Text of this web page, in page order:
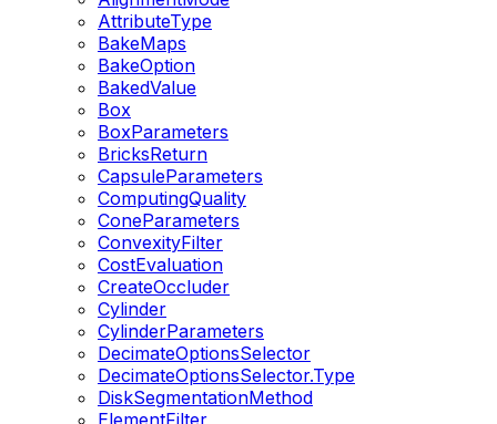
AttributeType
BakeMaps
BakeOption
BakedValue
Box
BoxParameters
BricksReturn
CapsuleParameters
ComputingQuality
ConeParameters
ConvexityFilter
CostEvaluation
CreateOccluder
Cylinder
CylinderParameters
DecimateOptionsSelector
DecimateOptionsSelector.Type
DiskSegmentationMethod
ElementFilter